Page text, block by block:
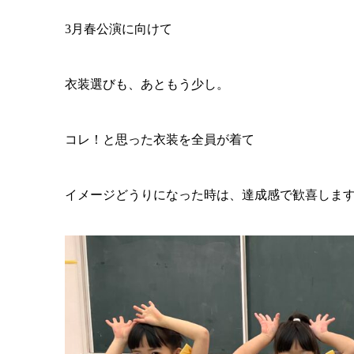
3月春公演に向けて
衣装選びも、あともう少し。
コレ！と思った衣装を全員が着て
イメージどうりになった時は、達成感で歓喜しま